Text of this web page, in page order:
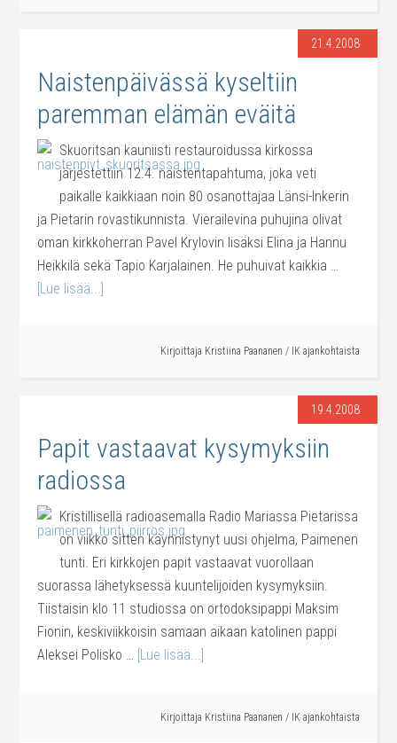
21.4.2008
Naistenpäivässä kyseltiin
paremman elämän eväitä
Skuoritsan kauniisti restauroidussa kirkossa
järjestettiin 12.4. naistentapahtuma, joka veti
paikalle kaikkiaan noin 80 osanottajaa Länsi-Inkerin
ja Pietarin rovastikunnista. Vierailevina puhujina olivat
oman kirkkoherran Pavel Krylovin lisäksi Elina ja Hannu
Heikkilä sekä Tapio Karjalainen. He puhuivat kaikkia …
[Lue lisää...]
Kirjoittaja Kristiina Paananen / IK ajankohtaista
19.4.2008
Papit vastaavat kysymyksiin
radiossa
Kristillisellä radioasemalla Radio Mariassa Pietarissa
on viikko sitten käynnistynyt uusi ohjelma, Paimenen
tunti. Eri kirkkojen papit vastaavat vuorollaan
suorassa lähetyksessä kuuntelijoiden kysymyksiin.
Tiistaisin klo 11 studiossa on ortodoksipappi Maksim
Fionin, keskiviikkoisin samaan aikaan katolinen pappi
Aleksei Polisko … [Lue lisää...]
Kirjoittaja Kristiina Paananen / IK ajankohtaista